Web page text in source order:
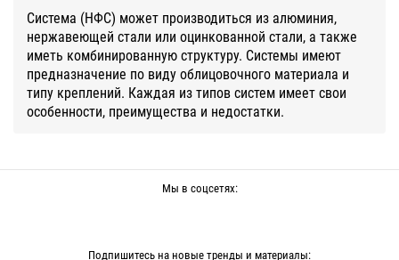
Система (НФС) может производиться из алюминия,
нержавеющей стали или оцинкованной стали, а также
иметь комбинированную структуру. Системы имеют
предназначение по виду облицовочного материала и
типу креплений. Каждая из типов систем имеет свои
особенности, преимущества и недостатки.
Мы в соцсетях:
Подпишитесь на новые тренды и материалы: